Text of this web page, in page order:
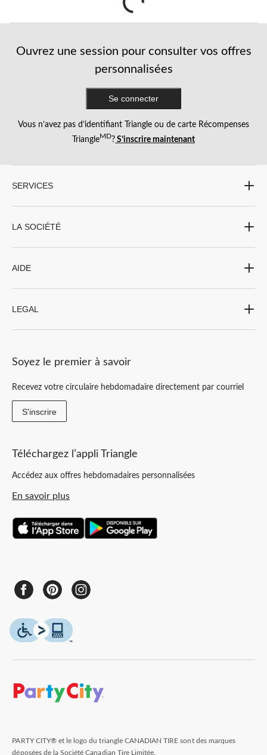
Ouvrez une session pour consulter vos offres
personnalisées
Se connecter
Vous n’avez pas d’identifiant Triangle ou de carte Récompenses
TriangleMD? S’inscrire maintenant
SERVICES
LA SOCIÉTÉ
AIDE
LEGAL
Soyez le premier à savoir
Recevez votre circulaire hebdomadaire directement par courriel
S'inscrire
Téléchargez l’appli Triangle
Accédez aux offres hebdomadaires personnalisées
En savoir plus
PARTY CITY® et le logo du triangle CANADIAN TIRE sont des marques
déposées de la Société Canadian Tire Limitée.